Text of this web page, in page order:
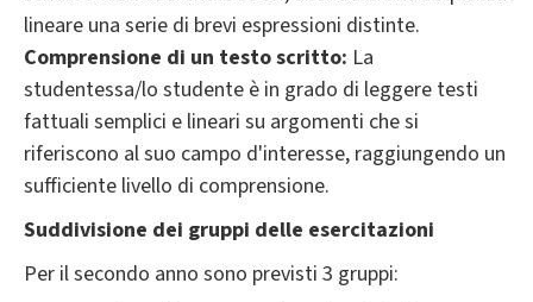
lineare una serie di brevi espressioni distinte.
Comprensione di un testo scritto: La
studentessa/lo studente è in grado di leggere testi
fattuali semplici e lineari su argomenti che si
riferiscono al suo campo d'interesse, raggiungendo un
sufficiente livello di comprensione.
Suddivisione dei gruppi delle esercitazioni
Per il secondo anno sono previsti 3 gruppi: